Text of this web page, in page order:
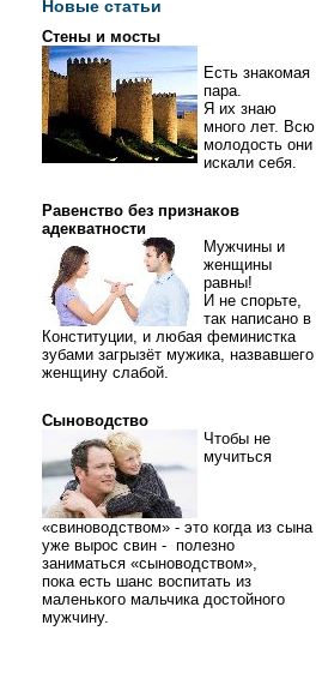
Новые статьи
Стены и мосты
Есть знакомая
пара.
Я их знаю
много лет. Всю
молодость они
искали себя.
Равенство без признаков
адекватности
Мужчины и
женщины
равны!
И не спорьте,
так написано в
Конституции, и любая феминистка
зубами загрызёт мужика, назвавшего
женщину слабой.
Сыноводство
Чтобы не
мучиться
«свиноводством» - это когда из сына
уже вырос свин - полезно
заниматься «сыноводством»,
пока есть шанс воспитать из
маленького мальчика достойного
мужчину.